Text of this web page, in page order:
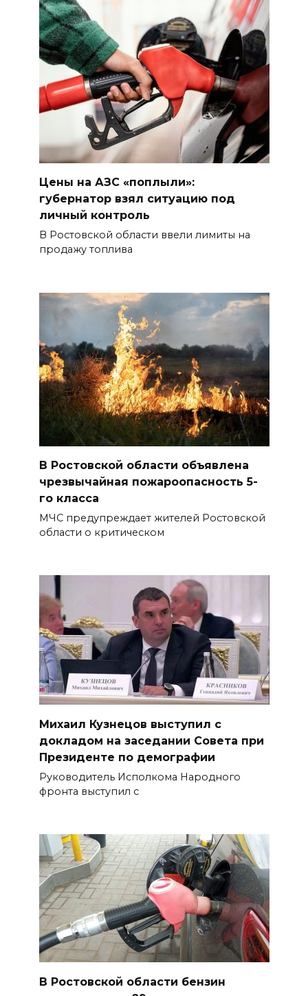
Цены на АЗС «поплыли»:
губернатор взял ситуацию под
личный контроль
В Ростовской области ввели лимиты на
продажу топлива
В Ростовской области объявлена
чрезвычайная пожароопасность 5-
го класса
МЧС предупреждает жителей Ростовской
области о критическом
Михаил Кузнецов выступил с
докладом на заседании Совета при
Президенте по демографии
Руководитель Исполкома Народного
фронта выступил с
В Ростовской области бензин